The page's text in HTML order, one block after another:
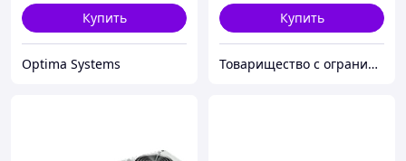
Купить
Optima Systems
Купить
Товарищество с ограниченной ответственностью "Nabludenie.kz"